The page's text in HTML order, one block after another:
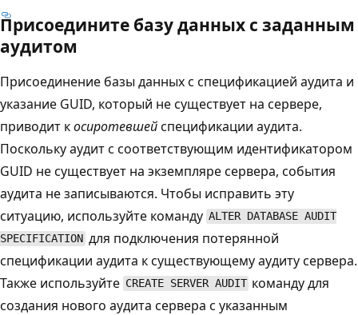
Присоедините базу данных с заданным
аудитом
Присоединение базы данных с спецификацией аудита и
указание GUID, который не существует на сервере,
приводит косиротевшейспецификации аудита.
Поскольку аудит с соответствующим идентификатором
GUID не существует на экземпляре сервера, события
аудита не записываются. Чтобы исправить эту
ситуацию, используйте команду ALTER DATABASE AUDIT
SPECIFICATION для подключения потерянной
спецификации аудита к существующему аудиту сервера.
Также используйте CREATE SERVER AUDIT команду для
создания нового аудита сервера с указанным